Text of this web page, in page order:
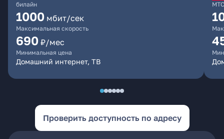
билайн
1000 мбит/сек
Максимальная скорость
690 ₽/мес
Минимальная цена
Домашний интернет, ТВ
МТС
Проверить доступность по адресу